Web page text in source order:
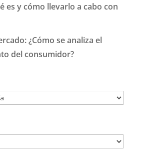
es y cómo llevarlo a cabo con
¿Cómo se analiza el
del consumidor?